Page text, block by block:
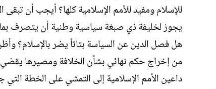
للإسلام ومفيد للأمم الإسلامية كلها؟ أيجب أن تبقى
يجوز لخليفة ذي صبغة سياسية وطنية أن يتصرف
هل فصل الدين عن السياسة بتاتاً يضر بالإسلام؟
من إخراج حكم نهائي بشأن الخلافة ومصيرها يقضي
داعين الأمم الإسلامية إلى التمشي على الخطة التي